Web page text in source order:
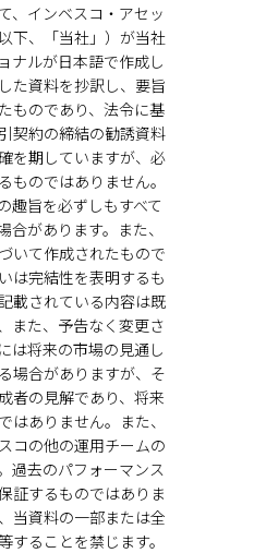
、インベスコ・アセッ
下、「当社」）が当社
ナルが日本語で作成し
た資料を抄訳し、要旨
ものであり、法令に基
契約の締結の勧誘資料
を期していますが、必
ものではありません。
趣旨を必ずしもすべて
があります。また、
いて作成されたもので
は完結性を表明するも
載されている内容は既
また、予告なく変更さ
は将来の市場の見通し
場合がありますが、そ
者の見解であり、将来
はありません。また、
コの他の運用チームの
過去のパフォーマンス
証するものではありま
当資料の一部または全
ることを禁じます。